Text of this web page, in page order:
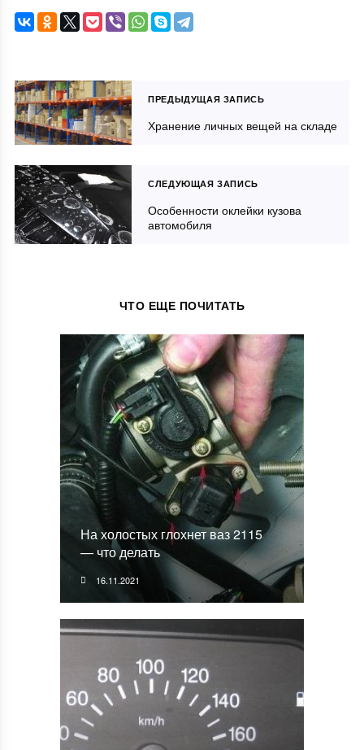
ПРЕДЫДУЩАЯ ЗАПИСЬ
Хранение личных вещей на складе
СЛЕДУЮЩАЯ ЗАПИСЬ
Особенности оклейки кузова
автомобиля
ЧТО ЕЩЕ ПОЧИТАТЬ
На холостых глохнет ваз 2115
— что делать
16.11.2021